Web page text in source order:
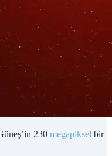
230 megapiksel bir